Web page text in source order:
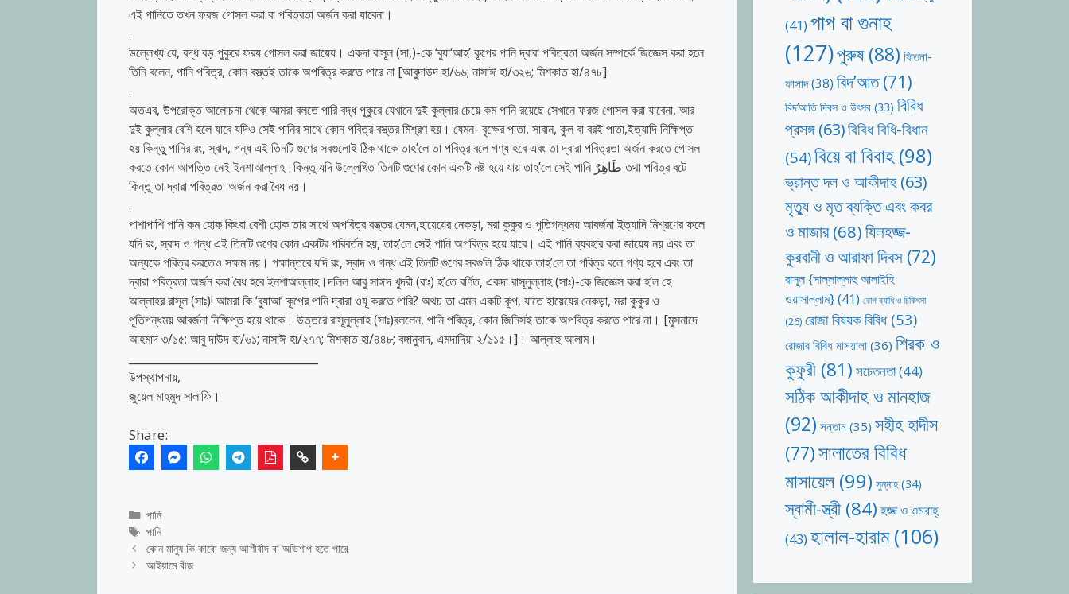
এই পানিতে তখন ফরজ গোসল করা বা পবিত্রতা অর্জন করা যাবেনা।
.
উল্লেখ্য যে, বদ্ধ বড় পুকুরে ফরয গোসল করা জায়েয। একদা রাসূল (সা,)-কে ‘বুযা‘আহ’ কূপের পানি দ্বারা পবিত্রতা অর্জন সম্পর্কে জিজ্ঞেস করা হলে
তিনি বলেন, পানি পবিত্র, কোন বস্ত্তই তাকে অপবিত্র করতে পারে না [আবুদাউদ হা/৬৬; নাসাঈ হা/৩২৬; মিশকাত হা/৪৭৮]
.
অতএব, উপরোক্ত আলোচনা থেকে আমরা বলতে পারি বদ্ধ পুকুরে যেখানে দুই কুল্লার চেয়ে কম পানি রয়েছে সেখানে ফরজ গোসল করা যাবেনা, আর
দুই কুল্লার বেশি হলে যাবে যদিও সেই পানির সাথে কোন পবিত্র বস্ত্তর মিশ্রণ হয়। যেমন- বৃক্ষের পাতা, সাবান, কুল বা বরই পাতা,ইত্যাদি নিক্ষিপ্ত
হয় কিন্তুু পানির রং, স্বাদ, গন্ধ এই তিনটি গুণের সবগুলোই ঠিক থাকে তাহ’লে তা পবিত্র বলে গণ্য হবে এবং তা দ্বারা পবিত্রতা অর্জন করতে গোসল
করতে কোন আপত্তি নেই ইনশাআল্লাহ।কিন্তু যদি উল্লেখিত তিনটি গুণের কোন একটি নষ্ট হয়ে যায় তাহ’লে সেই পানি طَاهِرٌ তথা পবিত্র বটে
কিন্তু তা দ্বারা পবিত্রতা অর্জন করা বৈধ নয়।
.
পাশাপাশি পানি কম হোক কিংবা বেশী হোক তার সাথে অপবিত্র বস্ত্তর যেমন,হায়েযের নেকড়া, মরা কুকুর ও পূতিগন্ধময় আবর্জনা ইত্যাদি মিশ্রণের ফলে
যদি রং, স্বাদ ও গন্ধ এই তিনটি গুণের কোন একটির পরিবর্তন হয়, তাহ’লে সেই পানি অপবিত্র হয়ে যাবে। এই পানি ব্যবহার করা জায়েয নয় এবং তা
অন্যকে পবিত্র করতেও সক্ষম নয়। পক্ষান্তরে যদি রং, স্বাদ ও গন্ধ এই তিনটি গুণের সবগুলি ঠিক থাকে তাহ’লে তা পবিত্র বলে গণ্য হবে এবং তা
দ্বারা পবিত্রতা অর্জন করা বৈধ হবে ইনশাআল্লাহ।দলিল আবু সাঈদ খুদরী (রাঃ) হ’তে বর্ণিত, একদা রাসূলুল্লাহ (সাঃ)-কে জিজ্ঞেস করা হ’ল হে
আল্লাহর রাসূল (সাঃ)! আমরা কি ‘বুযাআ’ কূপের পানি দ্বারা ওযূ করতে পারি? অথচ তা এমন একটি কূপ, যাতে হায়েযের নেকড়া, মরা কুকুর ও
পূতিগন্ধময় আবর্জনা নিক্ষিপ্ত হয়ে থাকে। উত্তরে রাসূলুল্লাহ (সাঃ)বললেন, পানি পবিত্র, কোন জিনিসই তাকে অপবিত্র করতে পারে না। [মুসনাদে
আহমাদ ৩/১৫; আবু দাউদ হা/৬১; নাসাঈ হা/২৭৭; মিশকাত হা/৪৪৮; বঙ্গানুবাদ, এমদাদিয়া ২/১১৫।]। আল্লাহু আলাম।
উপস্থাপনায়,
জুয়েল মাহমুদ সালাফি।
Share:
Categories
পানি
Tags
পানি
কোন মানুষ কি কারো জন্য আশীর্বাদ বা অভিশাপ হতে পারে
আইয়ামে বীজ
(41) পাপ বা গুনাহ
(127)পুরুষ(88) ফিতনা-
ফাসাদ(38) বিদ’আত(71)
বিদ’আতি দিবস ও উৎসব (33) বিবিধ
প্রসঙ্গ(63)বিবিধ বিধি-বিধান
(54)বিয়ে বা বিবাহ (98)
ভ্রান্ত দল ও আকীদাহ(63)
মৃত্যু ও মৃত ব্যক্তি এবং কবর
ও মাজার(68)যিলহজ্জ-
কুরবানী ও আরাফা দিবস (72)
রাসূল {সাল্লাল্লাহু আলাইহি
ওয়াসাল্লাম}(41) রোগ ব্যাধি ও চিকিৎসা
(26) রোজা বিষয়ক বিবিধ(53)
রোজার বিবিধ মাসয়ালা (36) শিরক ও
কুফুরী (81) সচেতনতা(44)
সঠিক আকীদাহ ও মানহাজ
(92) সন্তান (35) সহীহ হাদীস
(77)সালাতের বিবিধ
মাসায়েল(99) সুন্নাহ(34)
স্বামী-স্ত্রী(84) হজ্জ ও ওমরাহ্‌
(43) হালাল-হারাম(106)